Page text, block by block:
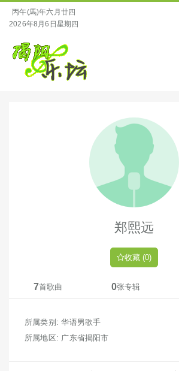
丙午(馬)年六月廿四
2026年8月6日星期四
郑熙远
收藏 (0)
7首歌曲 0张专辑
所属类别: 华语男歌手
所属地区: 广东省揭阳市